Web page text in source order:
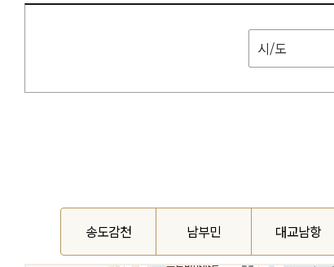
시/도
송도감천 남부민 대교남항